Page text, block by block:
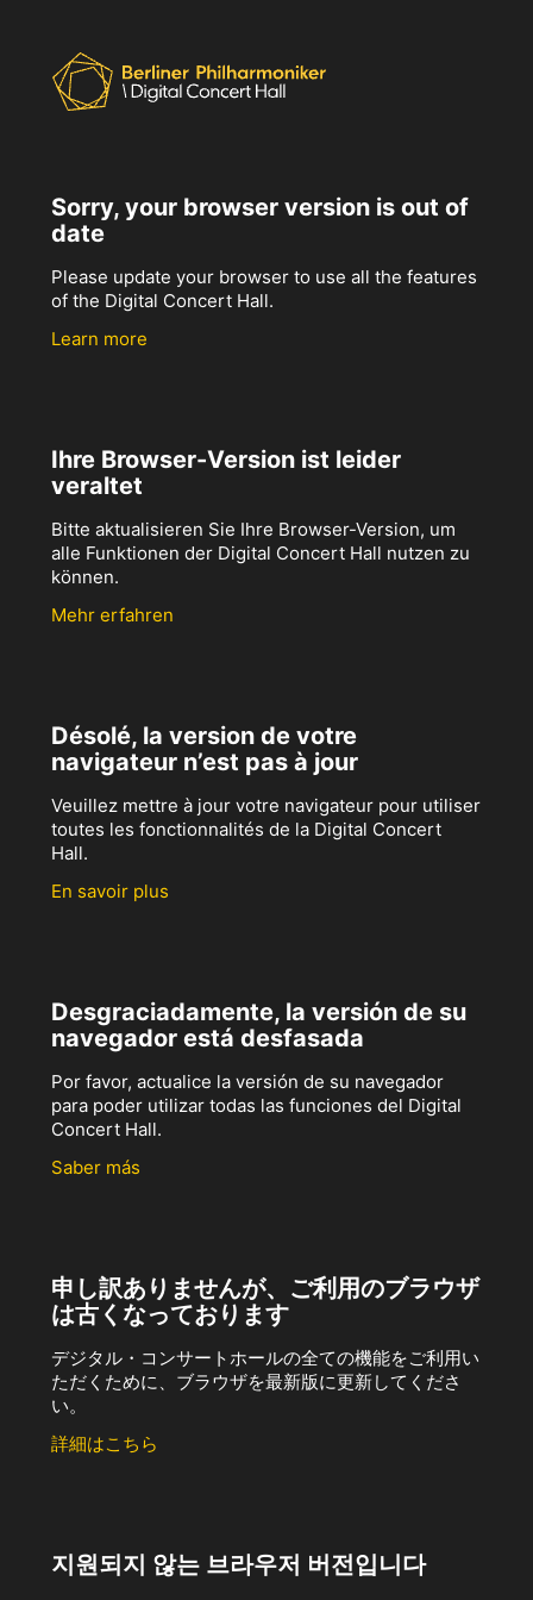
Sorry, your browser version is out of
date
Please update your browser to use all the features
of the Digital Concert Hall.
Learn more
Ihre Browser-Version ist leider
veraltet
Bitte aktualisieren Sie Ihre Browser-Version, um
alle Funktionen der Digital Concert Hall nutzen zu
können.
Mehr erfahren
Désolé, la version de votre
navigateur n’est pas à jour
Veuillez mettre à jour votre navigateur pour utiliser
toutes les fonctionnalités de la Digital Concert
Hall.
En savoir plus
Desgraciadamente, la versión de su
navegador está desfasada
Por favor, actualice la versión de su navegador
para poder utilizar todas las funciones del Digital
Concert Hall.
Saber más
申し訳ありませんが、ご利用のブラウザ
は古くなっております
デジタル・コンサートホールの全ての機能をご利用い
ただくために、ブラウザを最新版に更新してくださ
い。
詳細はこちら
지원되지 않는 브라우저 버전입니다